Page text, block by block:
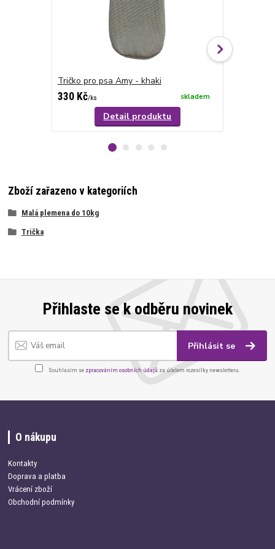
Tričko pro psa Amy - khaki
330 Kč/ks skladem
Detail produktu
Zboží zařazeno v kategoriích
Malá plemena do 10kg
Trička
Přihlaste se k odběru novinek
Přihlásit se
Souhlasím se zpracováním osobních údajů za účelem rozesílky newsletteru.
O nákupu
Kontakty
Doprava a platba
Vrácení zboží
Obchodní podmínky